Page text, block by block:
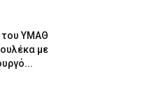
του ΥΜΑΘ
με